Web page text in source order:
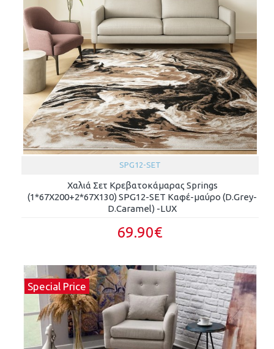
SPG12-SET
Χαλιά Σετ Κρεβατοκάμαρας Springs
(1*67X200+2*67X130) SPG12-SET Καφέ-μαύρο (D.Grey-
D.Caramel) -LUX
69.90€
Special Price